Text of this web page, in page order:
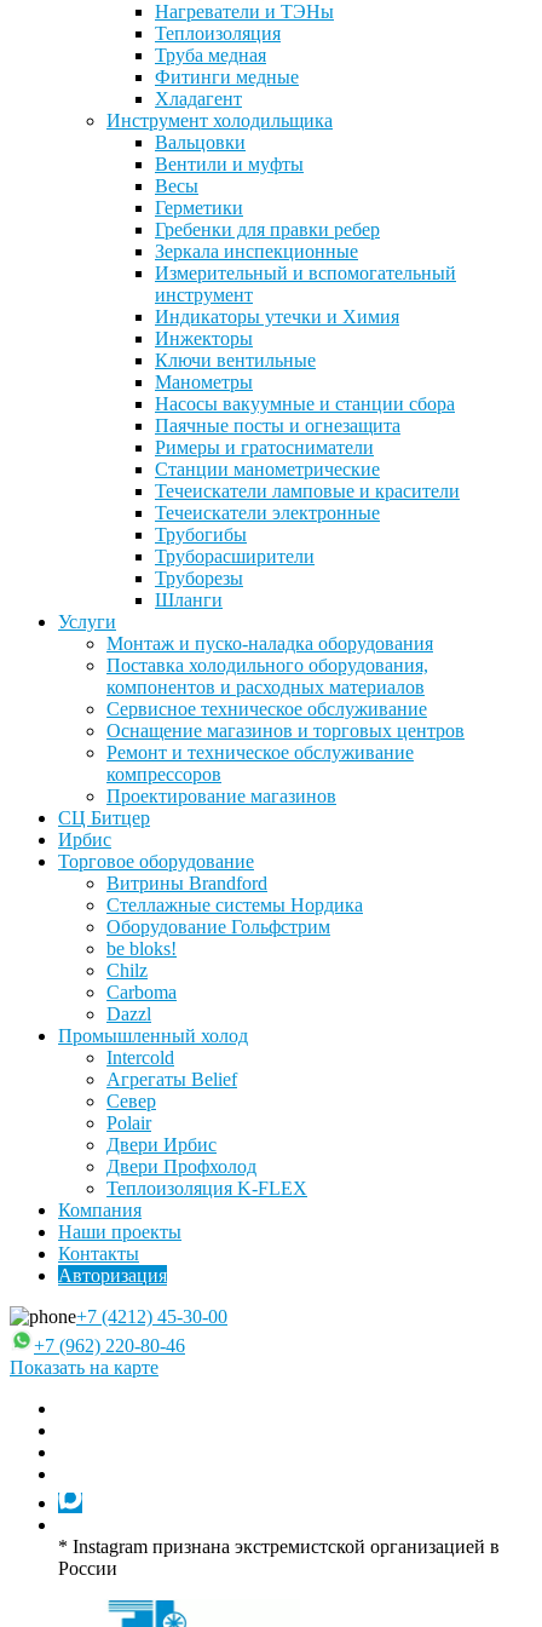
Нагреватели и ТЭНы
Теплоизоляция
Труба медная
Фитинги медные
Хладагент
Инструмент холодильщика
Вальцовки
Вентили и муфты
Весы
Герметики
Гребенки для правки ребер
Зеркала инспекционные
Измерительный и вспомогательный
инструмент
Индикаторы утечки и Химия
Инжекторы
Ключи вентильные
Манометры
Насосы вакуумные и станции сбора
Паячные посты и огнезащита
Римеры и гратосниматели
Станции манометрические
Течеискатели ламповые и красители
Течеискатели электронные
Трубогибы
Труборасширители
Труборезы
Шланги
Услуги
Монтаж и пуско-наладка оборудования
Поставка холодильного оборудования,
компонентов и расходных материалов
Сервисное техническое обслуживание
Оснащение магазинов и торговых центров
Ремонт и техническое обслуживание
компрессоров
Проектирование магазинов
СЦ Битцер
Ирбис
Торговое оборудование
Витрины Brandford
Стеллажные системы Нордика
Оборудование Гольфстрим
be bloks!
Chilz
Carboma
Dazzl
Промышленный холод
Intercold
Агрегаты Belief
Север
Polair
Двери Ирбис
Двери Профхолод
Теплоизоляция K-FLEX
Компания
Наши проекты
Контакты
Авторизация
+7 (4212) 45-30-00
+7 (962) 220-80-46
Показать на карте
* Instagram признана экстремистской организацией в
России